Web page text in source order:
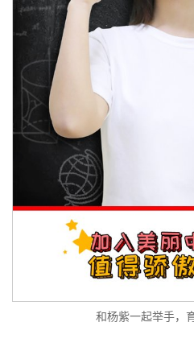
和杨紫一起举手，